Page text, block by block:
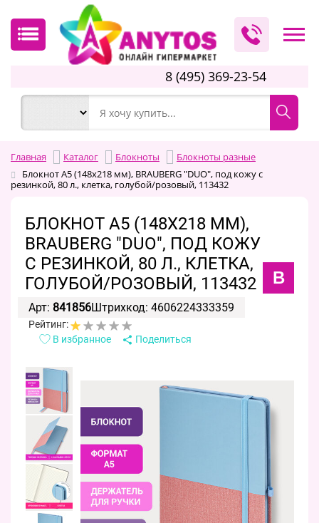
8 (495) 369-23-54
Главная Каталог Блокноты
Блокноты разные
Блокнот А5 (148х218 мм), BRAUBERG "DUO", под кожу с
резинкой, 80 л., клетка, голубой/розовый, 113432
БЛОКНОТ А5 (148Х218 ММ),
BRAUBERG "DUO", ПОД КОЖУ
С РЕЗИНКОЙ, 80 Л., КЛЕТКА,
ГОЛУБОЙ/РОЗОВЫЙ, 113432
B
Арт: 841856Штрихкод: 4606224333359
Рейтинг:
В избранное
Поделиться